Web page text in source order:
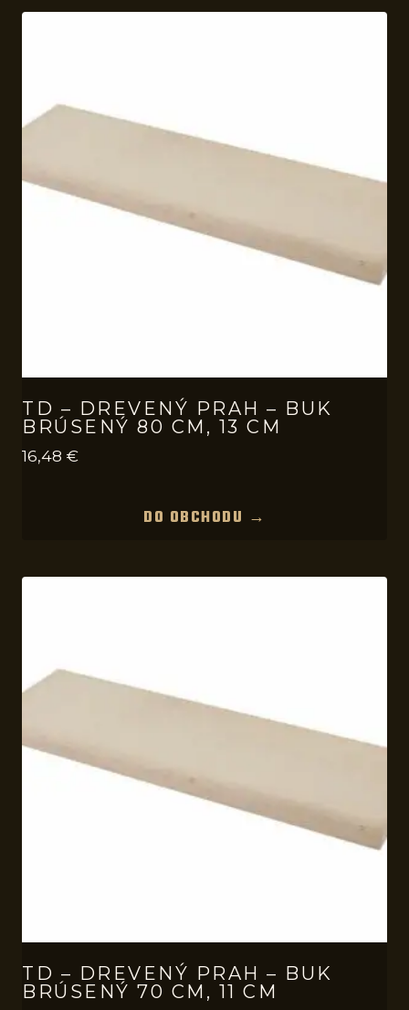
TD – DREVENÝ PRAH – BUK
BRÚSENÝ 80 CM, 13 CM
16,48 €
DO OBCHODU →
TD – DREVENÝ PRAH – BUK
BRÚSENÝ 70 CM, 11 CM